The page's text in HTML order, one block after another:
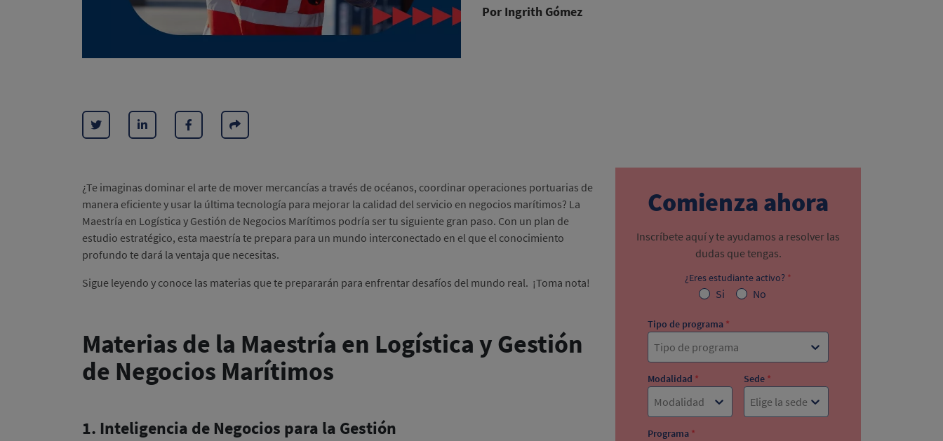
Por Ingrith Gómez
¿Te imaginas dominar el arte de mover mercancías a través de océanos, coordinar operaciones portuarias de
manera eficiente y usar la última tecnología para mejorar la calidad del servicio en negocios marítimos? La
Maestría en Logística y Gestión de Negocios Marítimos podría ser tu siguiente gran paso. Con un plan de
estudio estratégico, esta maestría te prepara para un mundo interconectado en el que el conocimiento
profundo te dará la ventaja que necesitas.
Sigue leyendo y conoce las materias que te prepararán para enfrentar desafíos del mundo real. ¡Toma nota!
Materias de la Maestría en Logística y Gestión
de Negocios Marítimos
1. Inteligencia de Negocios para la Gestión
Comienza ahora
Inscríbete aquí y te ayudamos a resolver las
dudas que tengas.
¿Eres estudiante activo? *
Si No
Tipo de programa *
Tipo de programa
Modalidad *
Modalidad
Sede *
Elige la sede
Programa *